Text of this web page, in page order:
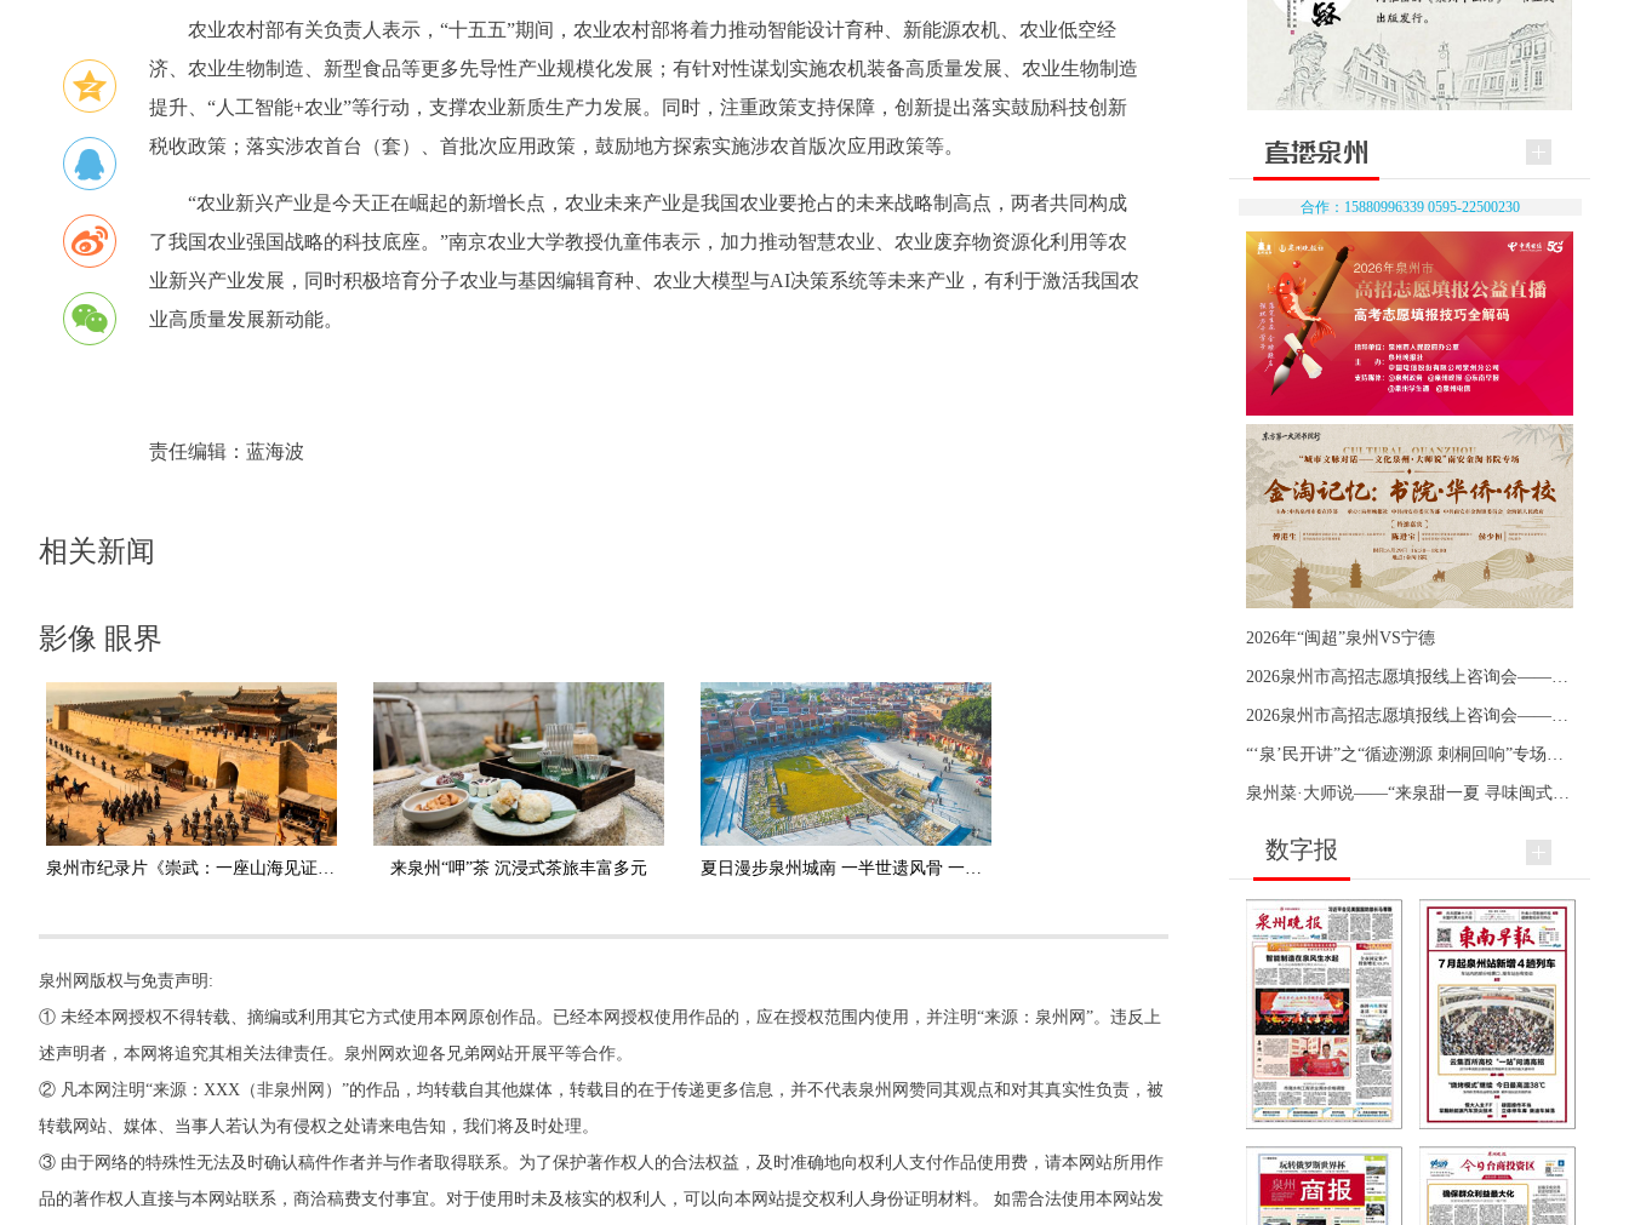
农业农村部有关负责人表示，“十五五”期间，农业农村部将着力推动智能设计育种、新能源农机、农业低空经
济、农业生物制造、新型食品等更多先导性产业规模化发展；有针对性谋划实施农机装备高质量发展、农业生物制造
提升、“人工智能+农业”等行动，支撑农业新质生产力发展。同时，注重政策支持保障，创新提出落实鼓励科技创新
税收政策；落实涉农首台（套）、首批次应用政策，鼓励地方探索实施涉农首版次应用政策等。
“农业新兴产业是今天正在崛起的新增长点，农业未来产业是我国农业要抢占的未来战略制高点，两者共同构成
了我国农业强国战略的科技底座。”南京农业大学教授仇童伟表示，加力推动智慧农业、农业废弃物资源化利用等农
业新兴产业发展，同时积极培育分子农业与基因编辑育种、农业大模型与AI决策系统等未来产业，有利于激活我国农
业高质量发展新动能。
责任编辑： 蓝海波
相关新闻
影像 眼界
泉州市纪录片《崇武：一座山海见证的英雄之城》斩获国家级大奖 来泉州“呷”茶 沉浸式茶旅丰富多元 夏日漫步泉州城南 一半世遗风骨 一半古早滋味
泉州网版权与免责声明:
① 未经本网授权不得转载、摘编或利用其它方式使用本网原创作品。已经本网授权使用作品的，应在授权范围内使用，并注明“来源：泉州网”。违反上
述声明者，本网将追究其相关法律责任。泉州网欢迎各兄弟网站开展平等合作。
② 凡本网注明“来源：XXX（非泉州网）”的作品，均转载自其他媒体，转载目的在于传递更多信息，并不代表泉州网赞同其观点和对其真实性负责，被
转载网站、媒体、当事人若认为有侵权之处请来电告知，我们将及时处理。
③ 由于网络的特殊性无法及时确认稿件作者并与作者取得联系。为了保护著作权人的合法权益，及时准确地向权利人支付作品使用费，请本网站所用作
品的著作权人直接与本网站联系，商洽稿费支付事宜。对于使用时未及核实的权利人，可以向本网站提交权利人身份证明材料。 如需合法使用本网站发
合作：15880996339 0595-22500230
2026年“闽超”泉州VS宁德
数字报